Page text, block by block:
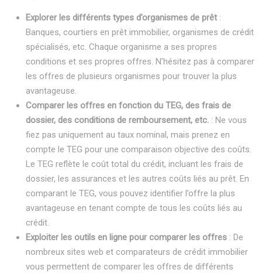
Explorer les différents types d’organismes de prêt :
Banques, courtiers en prêt immobilier, organismes de crédit
spécialisés, etc. Chaque organisme a ses propres
conditions et ses propres offres. N’hésitez pas à comparer
les offres de plusieurs organismes pour trouver la plus
avantageuse.
Comparer les offres en fonction du TEG, des frais de
dossier, des conditions de remboursement, etc. : Ne vous
fiez pas uniquement au taux nominal, mais prenez en
compte le TEG pour une comparaison objective des coûts.
Le TEG reflète le coût total du crédit, incluant les frais de
dossier, les assurances et les autres coûts liés au prêt. En
comparant le TEG, vous pouvez identifier l’offre la plus
avantageuse en tenant compte de tous les coûts liés au
crédit.
Exploiter les outils en ligne pour comparer les offres : De
nombreux sites web et comparateurs de crédit immobilier
vous permettent de comparer les offres de différents